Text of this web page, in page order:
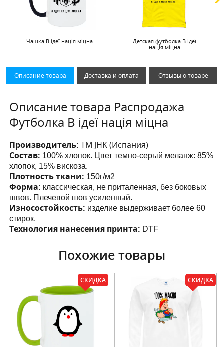
Чашка В ідеї нація міцна
Детская футболка В ідеї
нація міцна
Описание товара Доставка и оплата Отзывы о товаре
Описание товара Распродажа
Футболка В ідеї нація міцна
Производитель:ТМ JHK (Испания)
Состав: 100% хлопок. Цвет темно-серый меланж: 85%
хлопок, 15% вискоза.
Плотность ткани: 150г/м2
Форма: классическая, не приталенная, без боковых
швов. Плечевой шов усиленный.
Износостойкость: изделие выдерживает более 60
стирок.
Технология нанесения принта: DTF
Похожие товары
СКИДКА СКИДКА